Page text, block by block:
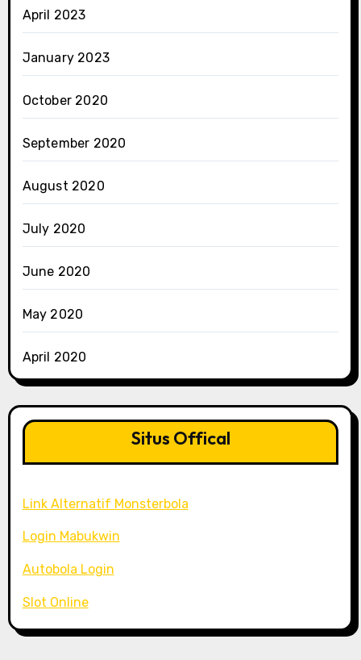
April 2023
January 2023
October 2020
September 2020
August 2020
July 2020
June 2020
May 2020
April 2020
Situs Offical
Link Alternatif Monsterbola
Login Mabukwin
Autobola Login
Slot Online